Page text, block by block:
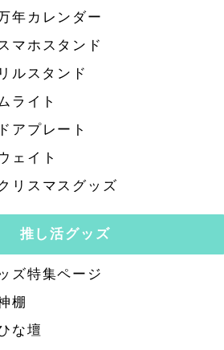
年カレンダー
マホスタンド
ルスタンド
ライト
アプレート
ェイト
リスマスグッズ
推し活グッズ
ズ特集ページ
棚
な壇